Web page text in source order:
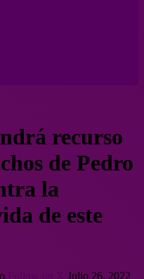
recurso
de Pedro
la
de este
Julio 26, 2022